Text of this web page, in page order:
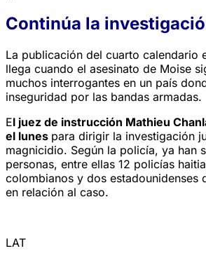
Continúa la
La publicación del cuarto calendario
llega cuando el asesinato de Moise
muchos interrogantes en un país
inseguridad por las bandas armadas.
El juez de instrucción Mathieu
el lunes para dirigir la investigación
magnicidio. Según la policía, ya han
personas, entre ellas 12 policías
colombianos y dos estadounidenses
en relación al caso.
LAT